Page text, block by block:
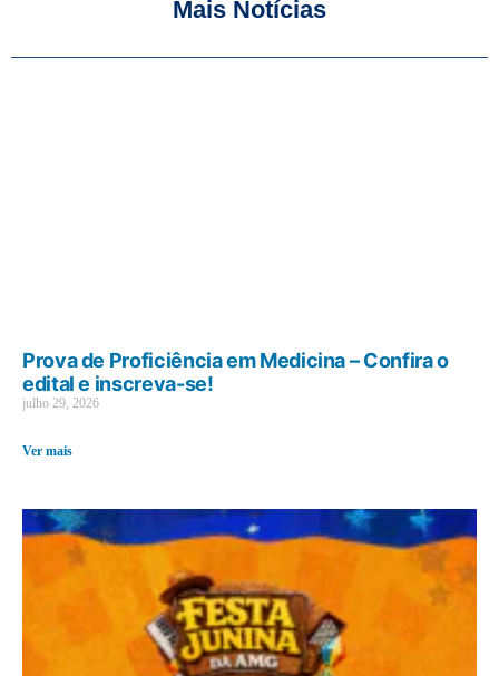
Mais Notícias
Prova de Proficiência em Medicina – Confira o
edital e inscreva-se!
julho 29, 2026
Ver mais